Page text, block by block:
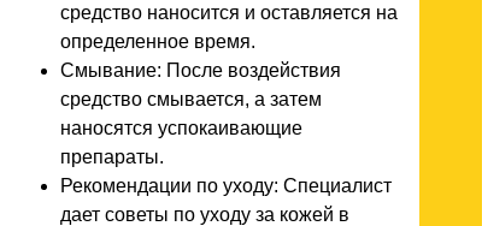
средство наносится и оставляется на
определенное время.
Смывание: После воздействия
средство смывается, а затем
наносятся успокаивающие
препараты.
Рекомендации по уходу: Специалист
дает советы по уходу за кожей в